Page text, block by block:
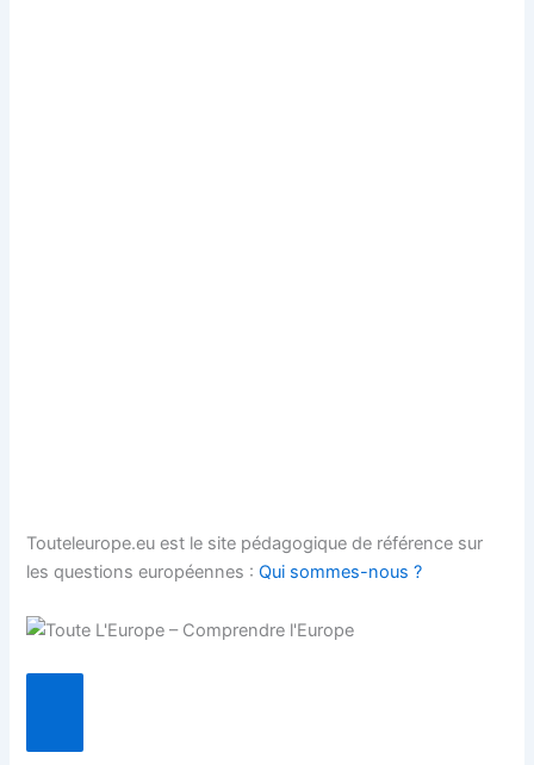
Touteleurope.eu est le site pédagogique de référence sur
les questions européennes :Qui sommes-nous ?